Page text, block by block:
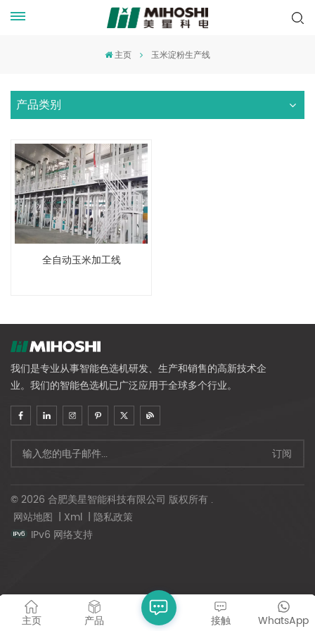
主页 玉米淀粉生产线
产品类别
全自动玉米加工线
我们是专业从事智能色选机研发、生产和销售的高新技术企
业。我们的智能色选机已广泛应用于全球多个行业。
© 2026 合肥美星智能科技有限公司 版权所有 .
网站地图 | Xml | 隐私政策
IPv6 网络支持
主页 产品 WhatsApp
接触